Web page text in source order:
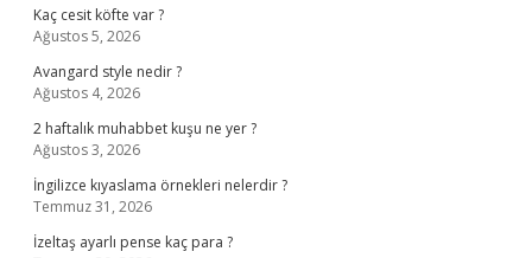
Kaç cesit köfte var ?
Ağustos 5, 2026
Avangard style nedir ?
Ağustos 4, 2026
2 haftalık muhabbet kuşu ne yer ?
Ağustos 3, 2026
İngilizce kıyaslama örnekleri nelerdir ?
Temmuz 31, 2026
İzeltaş ayarlı pense kaç para ?